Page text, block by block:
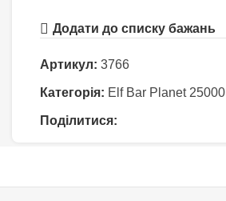
Додати до списку бажань
Артикул: 3766
Категорія: Elf Bar Planet 25000
Поділитися: